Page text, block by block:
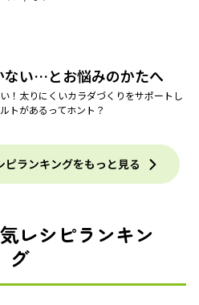
ない…とお悩みのかたへ
！太りにくいカラダづくりをサポートし
トがあるってホント？
ランキングをもっと見る
レシピランキン
グ